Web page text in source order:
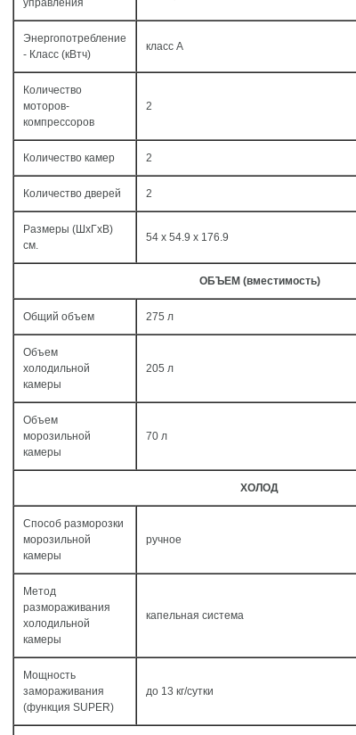
управления
Энергопотребление
- Класс (кВтч)
класс A
Количество
моторов-
компрессоров
2
Количество камер 2
Количество дверей 2
Размеры (ШxГxВ)
см.
54 x 54.9 x 176.9
ОБЪЕМ (вместимость)
Общий объем 275 л
Объем
холодильной
камеры
205 л
Объем
морозильной
камеры
70 л
ХОЛОД
Способ разморозки
морозильной
камеры
ручное
Метод
размораживания
холодильной
камеры
капельная система
Мощность
замораживания
(функция SUPER)
до 13 кг/cутки